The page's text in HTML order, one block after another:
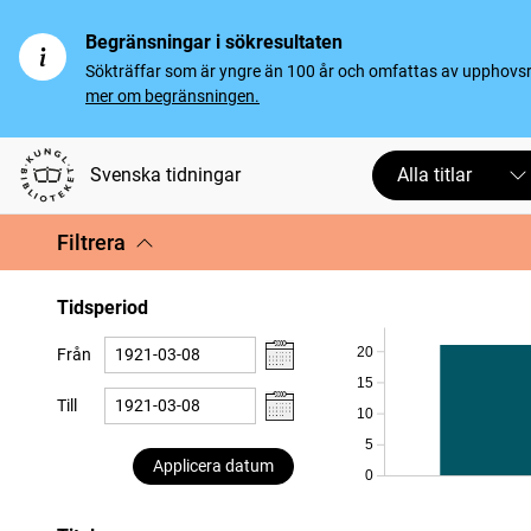
Begränsningar i sökresultaten
Sökträffar som är yngre än 100 år och omfattas av
mer om begränsningen.
Svenska tidningar Alla titlar
Filtrera
Tidsperiod
Från
Till
Applicera datum
0
5
10
15
20